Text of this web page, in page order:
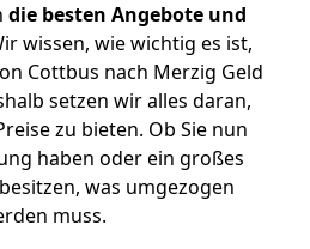
die besten Angebote und
wissen, wie wichtig es ist,
Cottbus nach Merzig Geld
setzen wir alles daran,
zu bieten. Ob Sie nun
haben oder ein großes
was umgezogen
muss.